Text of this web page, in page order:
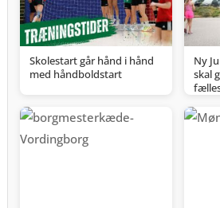
Skolestart går hånd i hånd
med håndboldstart
Ny
skal